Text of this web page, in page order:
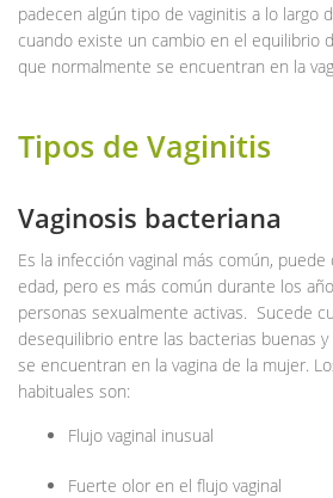
padecen algún tipo de vaginitis a lo largo
cuando existe un cambio en el equilibrio
que normalmente se encuentran en la
Tipos de Vaginitis
Vaginosis bacteriana
Es la infección vaginal más común,
edad, pero es más común durante los
personas sexualmente activas. Sucede
desequilibrio entre las bacterias buenas
se encuentran en la vagina de la mujer.
habituales son:
Flujo vaginal inusual
Fuerte olor en el flujo vaginal